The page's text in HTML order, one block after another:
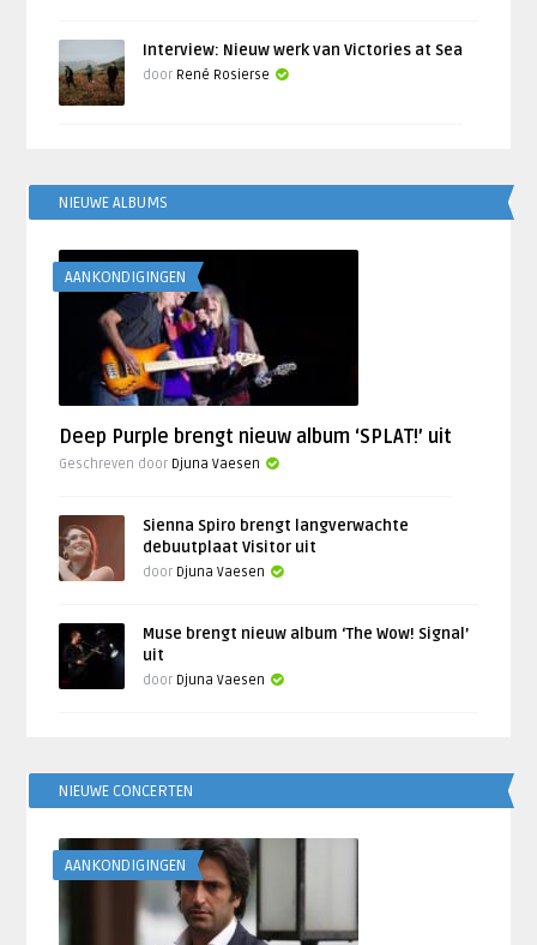
Interview: Nieuw werk van Victories at Sea
door René Rosierse
NIEUWE ALBUMS
AANKONDIGINGEN
Deep Purple brengt nieuw album ‘SPLAT!’ uit
Geschreven door Djuna Vaesen
Sienna Spiro brengt langverwachte
debuutplaat Visitor uit
door Djuna Vaesen
Muse brengt nieuw album ‘The Wow! Signal’
uit
door Djuna Vaesen
NIEUWE CONCERTEN
AANKONDIGINGEN